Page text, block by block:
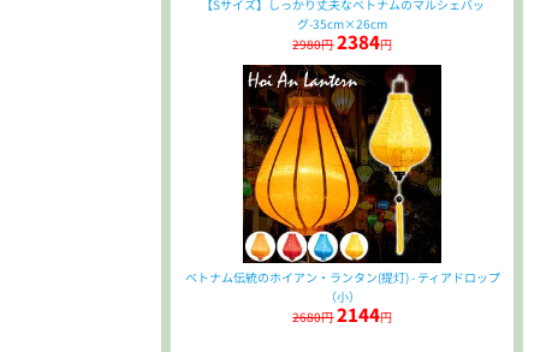
【Sサイズ】しっかり丈夫なベトナムのマルシェバッ
グ-35cm×26cm
2980円2384円
ベトナム伝統のホイアン・ランタン(提灯) - ティアドロップ
（小）
2680円2144円